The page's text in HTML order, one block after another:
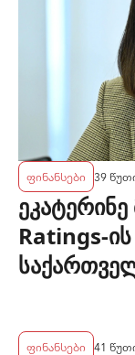
ფინანსები 39
ეკატერინე
Ratings-
ბანკის
ფინანსები 41